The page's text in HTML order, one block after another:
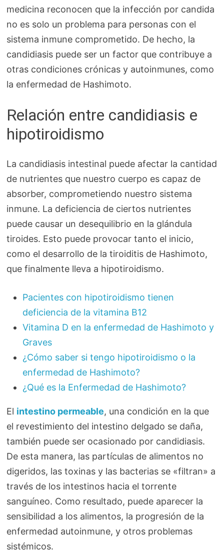
medicina reconocen que la infección por candida
no es solo un problema para personas con el
sistema inmune comprometido. De hecho, la
candidiasis puede ser un factor que contribuye a
otras condiciones crónicas y autoinmunes, como
la enfermedad de Hashimoto.
Relación entre candidiasis e
hipotiroidismo
La candidiasis intestinal puede afectar la cantidad
de nutrientes que nuestro cuerpo es capaz de
absorber, comprometiendo nuestro sistema
inmune. La deficiencia de ciertos nutrientes
puede causar un desequilibrio en la glándula
tiroides. Esto puede provocar tanto el inicio,
como el desarrollo de la tiroiditis de Hashimoto,
que finalmente lleva a hipotiroidismo.
Pacientes con hipotiroidismo tienen
deficiencia de la vitamina B12
Vitamina D en la enfermedad de Hashimoto y
Graves
¿Cómo saber si tengo hipotiroidismo o la
enfermedad de Hashimoto?
¿Qué es la Enfermedad de Hashimoto?
El intestino permeable, una condición en la que
el revestimiento del intestino delgado se daña,
también puede ser ocasionado por candidiasis.
De esta manera, las partículas de alimentos no
digeridos, las toxinas y las bacterias se «filtran» a
través de los intestinos hacia el torrente
sanguíneo. Como resultado, puede aparecer la
sensibilidad a los alimentos, la progresión de la
enfermedad autoinmune, y otros problemas
sistémicos.